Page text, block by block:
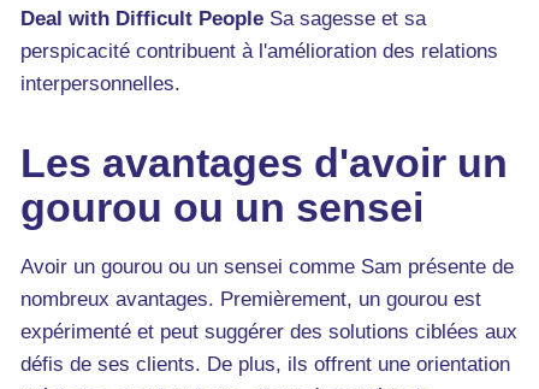
Deal with Difficult People Sa sagesse et sa
perspicacité contribuent à l'amélioration des relations
interpersonnelles.
Les avantages d'avoir un
gourou ou un sensei
Avoir un gourou ou un sensei comme Sam présente de
nombreux avantages. Premièrement, un gourou est
expérimenté et peut suggérer des solutions ciblées aux
défis de ses clients. De plus, ils offrent une orientation